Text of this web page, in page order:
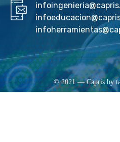
© 2021 — Capris by